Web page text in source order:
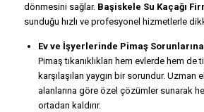
dönmesini sağlar. Başiskele Su Kaçağı
sunduğu hızlı ve profesyonel hizmetlerle
Ev ve İşyerlerinde Pimaş
Pimaş tıkanıklıkları hem evlerde hem de
karşılaşılan yaygın bir sorundur. Uzman
alanlarına göre özel çözümler sunarak her
ortadan kaldırır.